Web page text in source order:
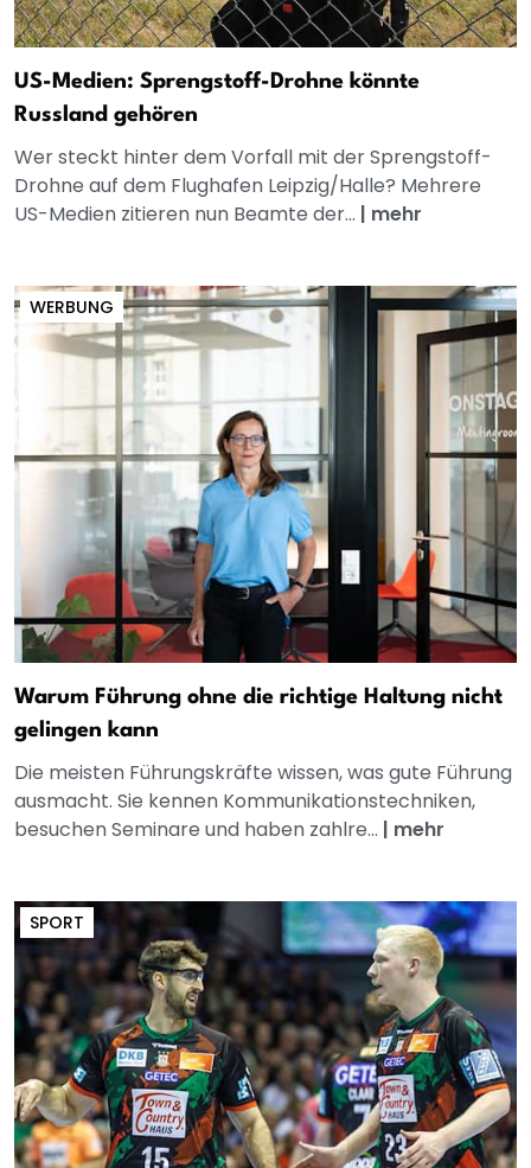
US-Medien: Sprengstoff-Drohne könnte
Russland gehören
Wer steckt hinter dem Vorfall mit der Sprengstoff-
Drohne auf dem Flughafen Leipzig/Halle? Mehrere
US-Medien zitieren nun Beamte der... | mehr
WERBUNG
Warum Führung ohne die richtige Haltung nicht
gelingen kann
Die meisten Führungskräfte wissen, was gute Führung
ausmacht. Sie kennen Kommunikationstechniken,
besuchen Seminare und haben zahlre... | mehr
SPORT